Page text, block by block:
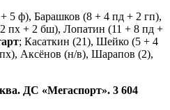
5 ф), Барашков (8 + 4 пд + 2 гп),
пх + 2 бш), Лопатин (11 + 8 пд +
; Касаткин (21), Шейко (5 + 4
Аксёнов (н/в), Шарапов (2),
ДС «Мегаспорт». 3 604